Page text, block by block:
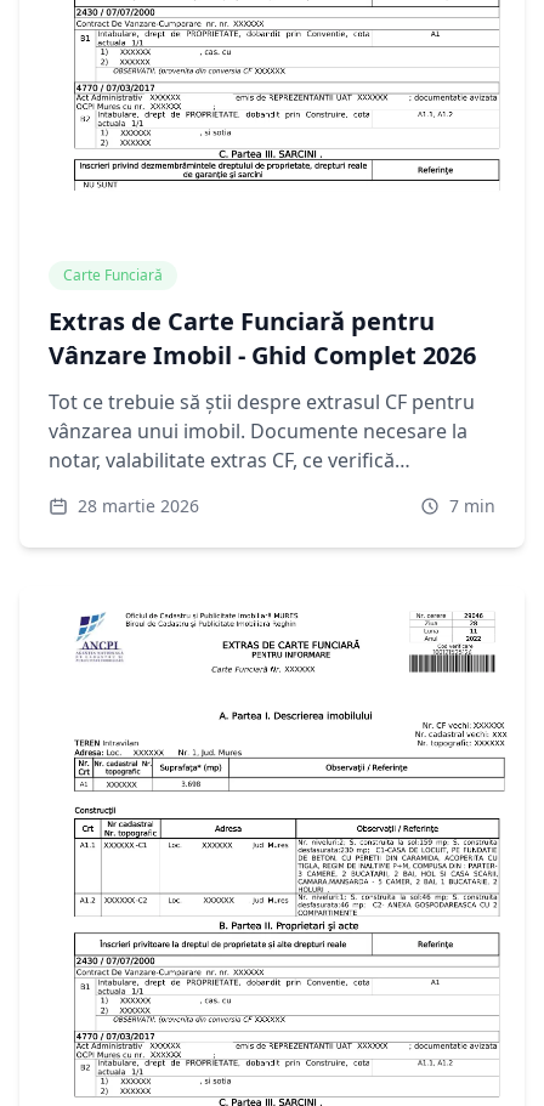
Carte Funciară
Extras de Carte Funciară pentru
Vânzare Imobil - Ghid Complet 2026
Tot ce trebuie să știi despre extrasul CF pentru
vânzarea unui imobil. Documente necesare la
notar, valabilitate extras CF, ce verifică
28 martie 2026 7 min